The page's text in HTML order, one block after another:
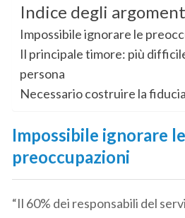
Indice degli
Impossibile ignorare le
Il principale timore: più
persona
Necessario costruire la
Impossibile ignorare le
preoccupazioni
“Il 60% dei responsabili del